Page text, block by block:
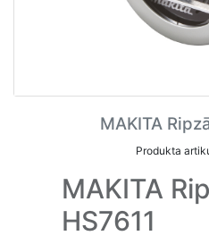
MAKITA
Produkta
MAKITA
HS7611